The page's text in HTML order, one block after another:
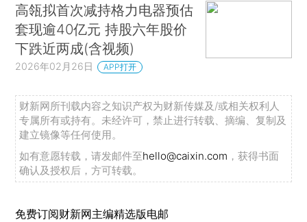
高瓴拟首次减持格力电器预估
套现逾40亿元 持股六年股价
下跌近两成(含视频)
2026年02月26日 APP打开
财新网所刊载内容之知识产权为财新传媒及/或相关权利人
专属所有或持有。未经许可，禁止进行转载、摘编、复制及
建立镜像等任何使用。
如有意愿转载，请发邮件至hello@caixin.com ，获得书面
确认及授权后，方可转载。
免费订阅财新网主编精选版电邮